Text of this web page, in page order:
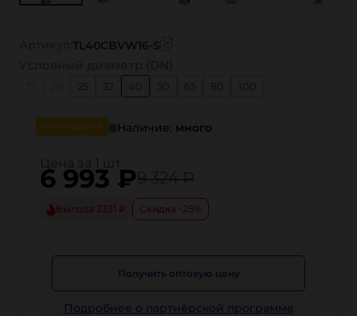
РАСПРОДАЖА Наличие: много
6 993 ₽ 9 324 ₽
Выгода 2331 ₽ Скидка -25%
Получить оптовую цену
Подробнее о партнёрской программе
TL40CBVW16-S
32 65 80